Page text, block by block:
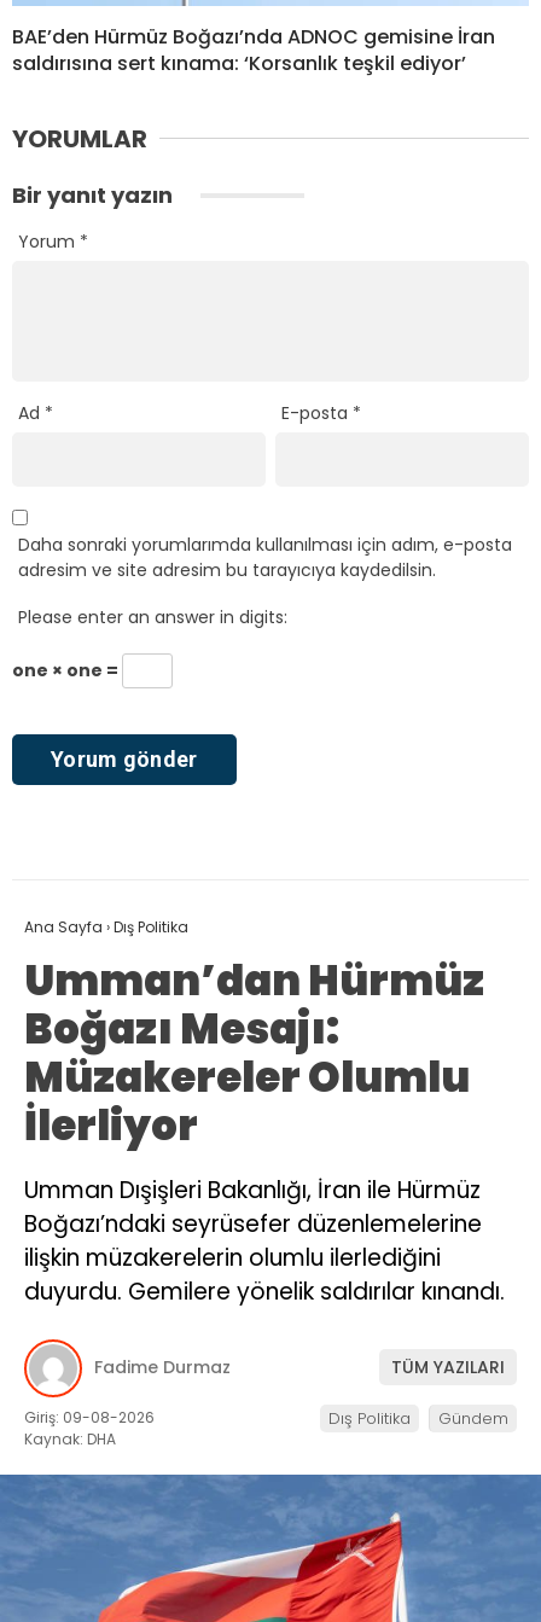
BAE’den Hürmüz Boğazı’nda ADNOC gemisine İran
saldırısına sert kınama: ‘Korsanlık teşkil ediyor’
YORUMLAR
Bir yanıt yazın
Yorum *
Ad * E-posta *
Daha sonraki yorumlarımda kullanılması için adım, e-posta
adresim ve site adresim bu tarayıcıya kaydedilsin.
Please enter an answer in digits:
one × one =
Ana Sayfa ›Dış Politika
Umman’dan Hürmüz
Boğazı Mesajı:
Müzakereler Olumlu
İlerliyor
Umman Dışişleri Bakanlığı, İran ile Hürmüz
Boğazı’ndaki seyrüsefer düzenlemelerine
ilişkin müzakerelerin olumlu ilerlediğini
duyurdu. Gemilere yönelik saldırılar kınandı.
Fadime Durmaz TÜM YAZILARI
Giriş: 09-08-2026
Kaynak: DHA
Dış Politika Gündem